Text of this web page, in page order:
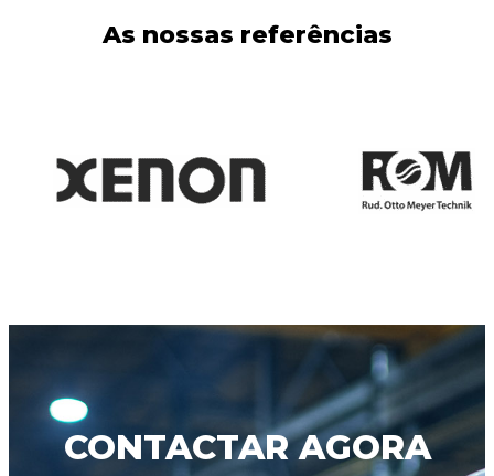
As nossas referências
CONTACTAR AGORA